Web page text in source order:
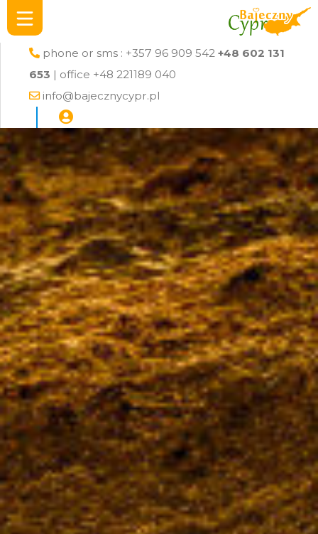
phone or sms : +357 96 909 542 +48 602 131
653 | office +48 221189 040
info@bajecznycypr.pl